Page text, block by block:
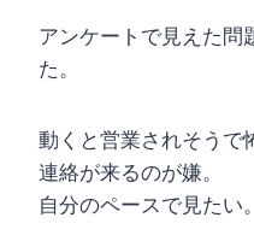
アンケートで見えた問
た。
動くと営業されそうで
連絡が来るのが嫌。
自分のペースで見たい。